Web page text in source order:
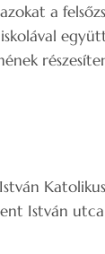
a
István